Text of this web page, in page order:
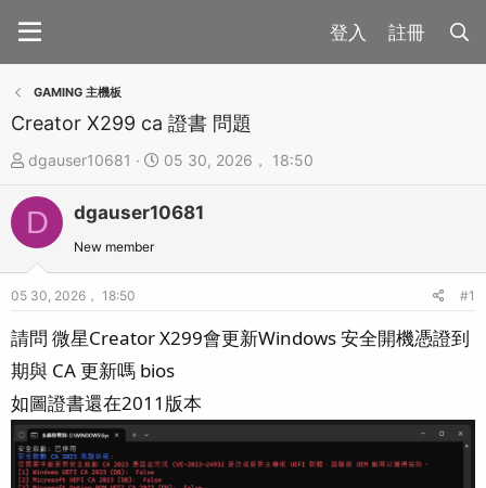
註冊
GAMING 主機板
Creator X299 ca 證書 問題
主
題
發
人
dgauser10681
開
始
時
05 30, 2026， 18:50
D dgauser10681
New member
05 30, 2026， 18:50 #1
請問 微星Creator X299會更新Windows 安全開機憑證到
期與 CA 更新嗎 bios
如圖證書還在2011版本